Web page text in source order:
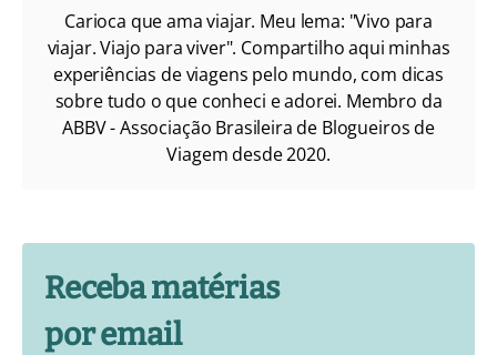
Carioca que ama viajar. Meu lema: "Vivo para
viajar. Viajo para viver". Compartilho aqui minhas
experiências de viagens pelo mundo, com dicas
sobre tudo o que conheci e adorei. Membro da
ABBV - Associação Brasileira de Blogueiros de
Viagem desde 2020.
Receba matérias
por email